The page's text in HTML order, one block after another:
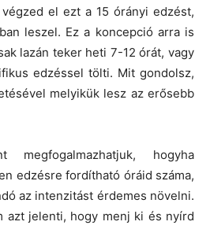
el ezt a 15 órányi edzést,
leszel. Ez a koncepció arra is
lazán teker heti 7-12 órát, vagy
edzéssel tölti. Mit gondolsz,
melyikük lesz az erősebb
megfogalmazhatjuk, hogyha
edzésre fordítható óráid száma,
az intenzitást érdemes növelni.
azt jelenti, hogy menj ki és nyírd